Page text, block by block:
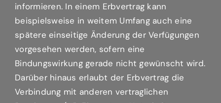
informieren. In einem Erbvertrag kann
beispielsweise in weitem Umfang auch eine
spätere einseitige Änderung der Verfügungen
vorgesehen werden, sofern eine
Bindungswirkung gerade nicht gewünscht wird.
Darüber hinaus erlaubt der Erbvertrag die
Verbindung mit anderen vertraglichen